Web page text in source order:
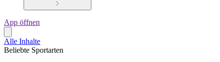
App öffnen
Alle Inhalte
Beliebte Sportarten